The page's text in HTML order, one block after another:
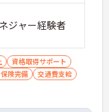
ジャー経験者
資格取得サポート
険完備
交通費支給